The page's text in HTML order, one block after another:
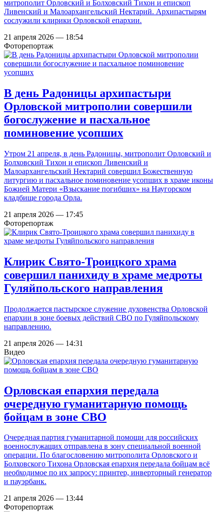
митрополит Орловский и Болховский Тихон и епископ
Ливенский и Малоархангельский Нектарий. Архипастырям
сослужили клирики Орловской епархии.
21 апреля 2026 — 18:54
Фоторепортаж
В день Радоницы архипастыри
Орловской митрополии совершили
богослужение и пасхальное
поминовение усопших
Утром 21 апреля, в день Радоницы, митрополит Орловский и
Болховский Тихон и епископ Ливенский и
Малоархангельский Нектарий совершил Божественную
литургию и пасхальное поминовение усопших в храме иконы
Божией Матери «Взыскание погибших» на Наугорском
кладбище города Орла.
21 апреля 2026 — 17:45
Фоторепортаж
Клирик Свято-Троицкого храма
совершил панихиду в храме медроты
Гуляйпольского направления
Продолжается пастырское служение духовенства Орловской
епархии в зоне боевых действий СВО по Гуляйпольскому
направлению.
21 апреля 2026 — 14:31
Видео
Орловская епархия передала
очередную гуманитарную помощь
бойцам в зоне СВО
Очередная партия гуманитарной помощи для российских
военнослужащих отправлена в зону специальной военной
операции. По благословению митрополита Орловского и
Болховского Тихона Орловская епархия передала бойцам всё
необходимое по их запросу: принтер, инверторный генератор
и пауэрбанк.
21 апреля 2026 — 13:44
Фоторепортаж